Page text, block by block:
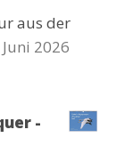
aus der
Juni 2026
-